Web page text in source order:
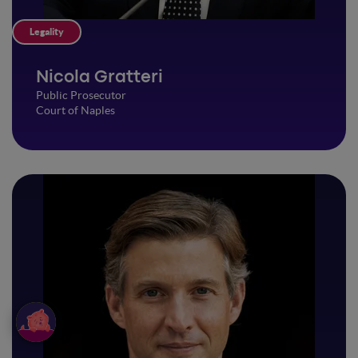
Legality
Nicola Gratteri
Public Prosecutor
Court of Naples